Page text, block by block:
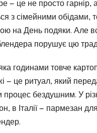
— це не просто гарнір,
з сімейними обідами,
на День подяки. Але
порушує цю
годинами товче
— це ритуал, який
процес бездушним. У
в Італії — пармезан